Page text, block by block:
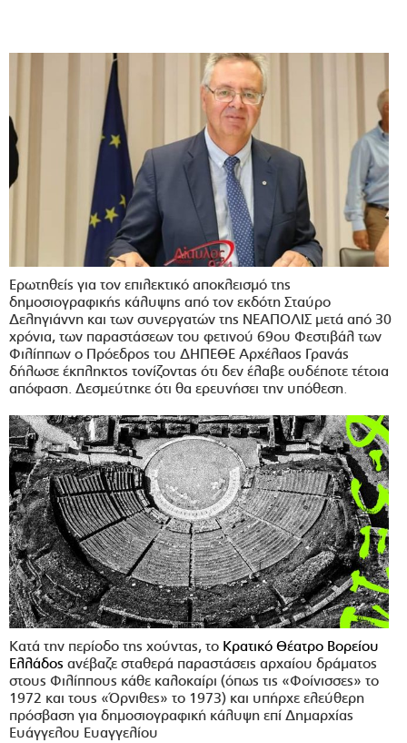
Ερωτηθείς για τον επιλεκτικό αποκλεισμό της
δημοσιογραφικής κάλυψης από τον εκδότη Σταύρο
Δεληγιάννη και των συνεργατών της ΝΕΑΠΟΛΙΣ μετά από 30
χρόνια, των παραστάσεων του φετινού 69ου Φεστιβάλ των
Φιλίππων ο Πρόεδρος του ΔΗΠΕΘΕ Αρχέλαος Γρανάς
δήλωσε έκπληκτος τονίζοντας ότι δεν έλαβε ουδέποτε τέτοια
απόφαση. Δεσμεύτηκε ότι θα ερευνήσει την υπόθεση
Κατά την περίοδο της χούντας, το Κρατικό Θέατρο Βορείου
Ελλάδος ανέβαζε σταθερά παραστάσεις αρχαίου δράματος
στους Φιλίππους κάθε καλοκαίρι (όπως τις «Φοίνισσες» το
1972 και τους «Όρνιθες» το 1973) και υπήρχε ελεύθερη
πρόσβαση για δημοσιογραφική κάλυψη επί Δημαρχίας
Ευάγγελου Ευαγγελίου